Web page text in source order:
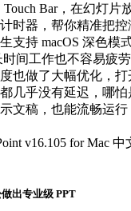
Touch Bar，在幻灯片
时器，帮你精准把
支持 macOS 深色模
间工作也不容易疲劳
也做了大幅优化，打
几乎没有延迟，哪
文稿，也能流畅运
出专业级 PPT